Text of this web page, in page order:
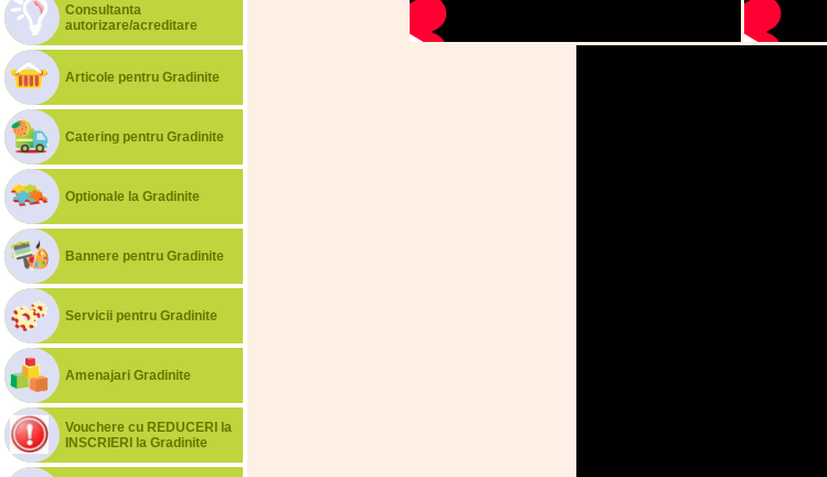
Consultanta
autorizare/acreditare
Articole pentru Gradinite
Catering pentru Gradinite
Optionale la Gradinite
Bannere pentru Gradinite
Servicii pentru Gradinite
Amenajari Gradinite
Vouchere cu REDUCERI la
INSCRIERI la Gradinite